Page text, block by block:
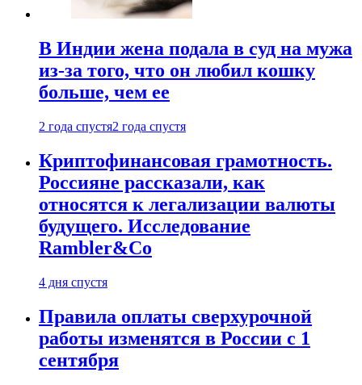
В Индии жена подала в суд на мужа
из-за того, что он любил кошку
больше, чем ее
2 года спустя2 года спустя
Криптофинансовая грамотность.
Россияне рассказали, как
относятся к легализации валюты
будущего. Исследование
Rambler&Co
4 дня спустя
Правила оплаты сверхурочной
работы изменятся в России с 1
сентября